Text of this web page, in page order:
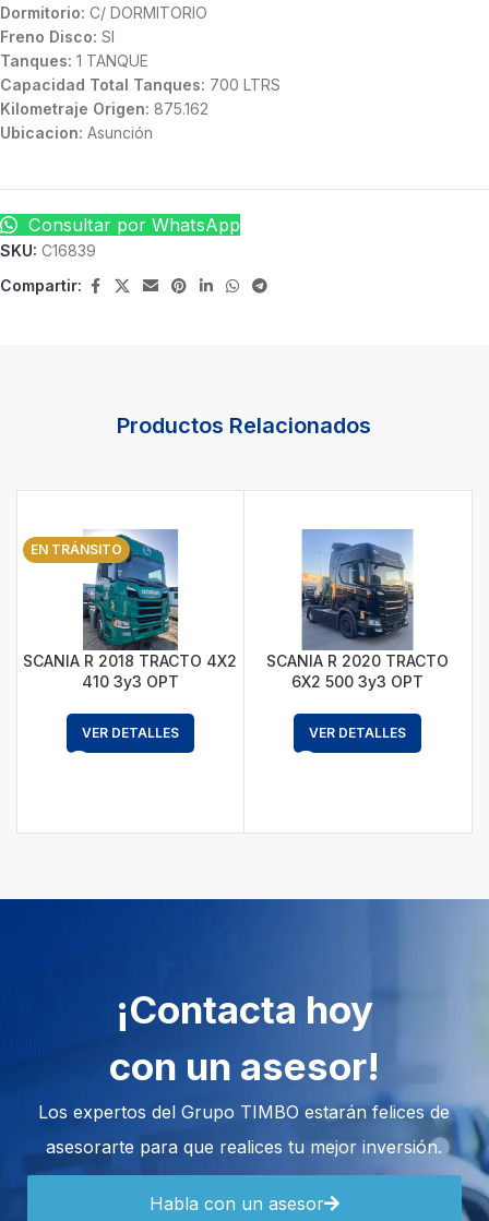
Dormitorio: C/ DORMITORIO
Freno Disco: SI
Tanques: 1 TANQUE
Capacidad Total Tanques: 700 LTRS
Kilometraje Origen: 875.162
Ubicacion: Asunción
Consultar por WhatsApp
SKU: C16839
Compartir:
Productos Relacionados
EN TRÁNSITO
SCANIA R 2018 TRACTO 4X2
410 3y3 OPT
VER DETALLES
SCANIA R 2020 TRACTO
6X2 500 3y3 OPT
VER DETALLES
¡Contacta hoy
con un asesor!
Los expertos del Grupo TIMBO estarán felices de
asesorarte para que realices tu mejor inversión.
Habla con un asesor